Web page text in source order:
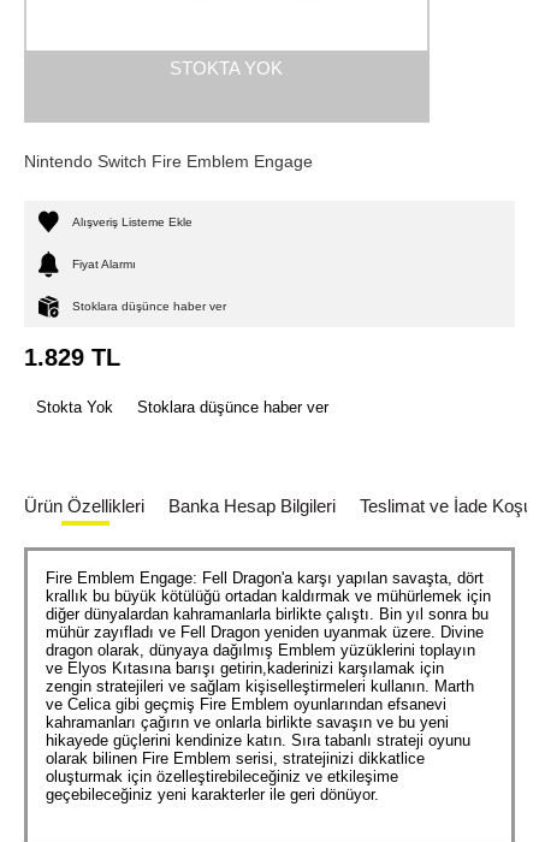
STOKTA YOK
Nintendo Switch Fire Emblem Engage
Alışveriş Listeme Ekle
Fiyat Alarmı
Stoklara düşünce haber ver
1.829 TL
Stokta Yok Stoklara düşünce haber ver
Ürün Özellikleri Banka Hesap Bilgileri Teslimat ve İade
Fire Emblem Engage: Fell Dragon'a karşı yapılan savaşta, dört
krallık bu büyük kötülüğü ortadan kaldırmak ve mühürlemek için
diğer dünyalardan kahramanlarla birlikte çalıştı. Bin yıl sonra bu
mühür zayıfladı ve Fell Dragon yeniden uyanmak üzere. Divine
dragon olarak, dünyaya dağılmış Emblem yüzüklerini toplayın
ve Elyos Kıtasına barışı getirin,kaderinizi karşılamak için
zengin stratejileri ve sağlam kişiselleştirmeleri kullanın. Marth
ve Celica gibi geçmiş Fire Emblem oyunlarından efsanevi
kahramanları çağırın ve onlarla birlikte savaşın ve bu yeni
hikayede güçlerini kendinize katın. Sıra tabanlı strateji oyunu
olarak bilinen Fire Emblem serisi, stratejinizi dikkatlice
oluşturmak için özelleştirebileceğiniz ve etkileşime
geçebileceğiniz yeni karakterler ile geri dönüyor.